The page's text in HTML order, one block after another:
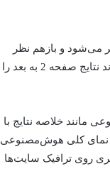
گذاشت. چراکه بازدید از صفحات 2 به بعد خیلی کمتر می‌شود و بازهم نظر
مخاطبان معطوف به همان نتایج صفحه اول خواهد شد. در حالت اسکرول بی‌نهایت، احتمال اینکه کاربر بتواند نتایج صفحه 2 به بعد را
مانند خلاصه نتایج با
نمای کلی هوش‌مصنوعی
روی ترافیک سایت‌ها